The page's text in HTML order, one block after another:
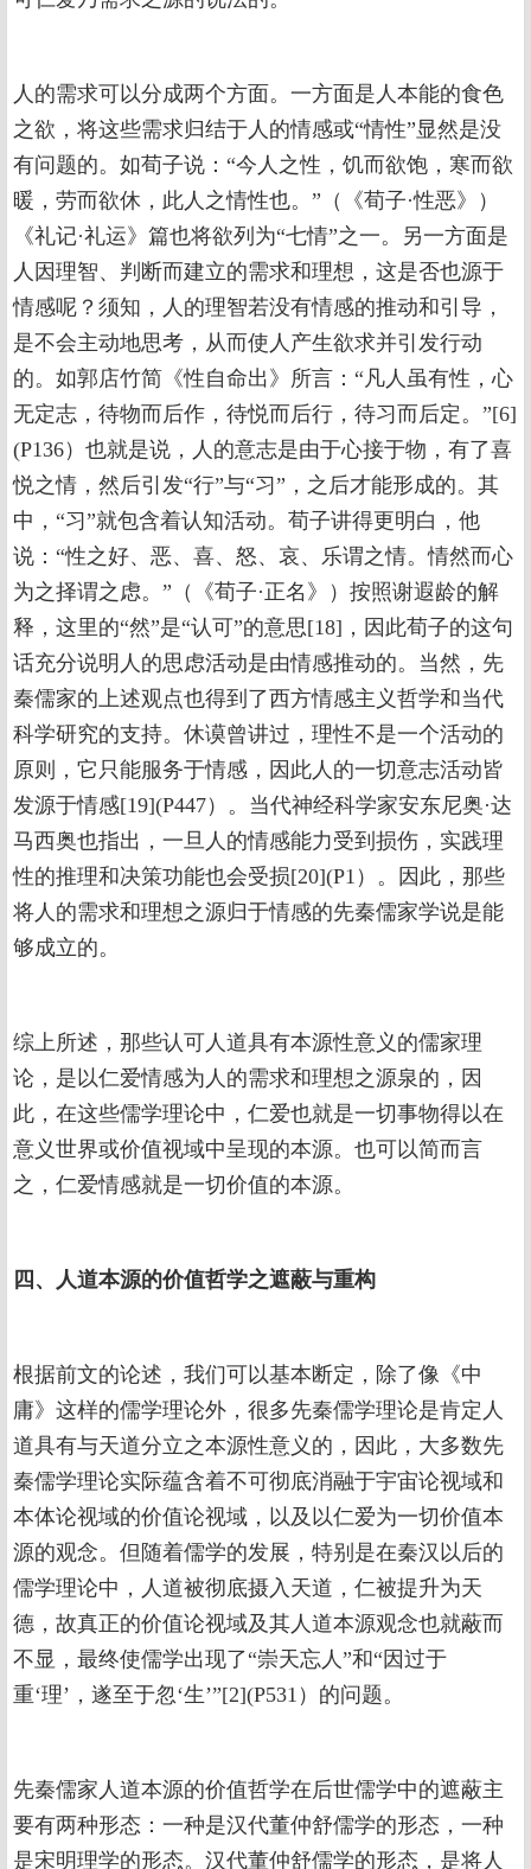
人的需求可以分成两个方面。一方面是人本能的食色
之欲，将这些需求归结于人的情感或“情性”显然是没
有问题的。如荀子说：“今人之性，饥而欲饱，寒而欲
暖，劳而欲休，此人之情性也。”（《荀子·性恶》）
《礼记·礼运》篇也将欲列为“七情”之一。另一方面是
人因理智、判断而建立的需求和理想，这是否也源于
情感呢？须知，人的理智若没有情感的推动和引导，
是不会主动地思考，从而使人产生欲求并引发行动
的。如郭店竹简《性自命出》所言：“凡人虽有性，心
无定志，待物而后作，待悦而后行，待习而后定。”[6]
(P136）也就是说，人的意志是由于心接于物，有了喜
悦之情，然后引发“行”与“习”，之后才能形成的。其
中，“习”就包含着认知活动。荀子讲得更明白，他
说：“性之好、恶、喜、怒、哀、乐谓之情。情然而心
为之择谓之虑。”（《荀子·正名》）按照谢遐龄的解
释，这里的“然”是“认可”的意思[18]，因此荀子的这句
话充分说明人的思虑活动是由情感推动的。当然，先
秦儒家的上述观点也得到了西方情感主义哲学和当代
科学研究的支持。休谟曾讲过，理性不是一个活动的
原则，它只能服务于情感，因此人的一切意志活动皆
发源于情感[19](P447）。当代神经科学家安东尼奥·达
马西奥也指出，一旦人的情感能力受到损伤，实践理
性的推理和决策功能也会受损[20](P1）。因此，那些
将人的需求和理想之源归于情感的先秦儒家学说是能
够成立的。
综上所述，那些认可人道具有本源性意义的儒家理
论，是以仁爱情感为人的需求和理想之源泉的，因
此，在这些儒学理论中，仁爱也就是一切事物得以在
意义世界或价值视域中呈现的本源。也可以简而言
之，仁爱情感就是一切价值的本源。
四、人道本源的价值哲学之遮蔽与重构
根据前文的论述，我们可以基本断定，除了像《中
庸》这样的儒学理论外，很多先秦儒学理论是肯定人
道具有与天道分立之本源性意义的，因此，大多数先
秦儒学理论实际蕴含着不可彻底消融于宇宙论视域和
本体论视域的价值论视域，以及以仁爱为一切价值本
源的观念。但随着儒学的发展，特别是在秦汉以后的
儒学理论中，人道被彻底摄入天道，仁被提升为天
德，故真正的价值论视域及其人道本源观念也就蔽而
不显，最终使儒学出现了“崇天忘人”和“因过于
重‘理’，遂至于忽‘生’”[2](P531）的问题。
先秦儒家人道本源的价值哲学在后世儒学中的遮蔽主
要有两种形态：一种是汉代董仲舒儒学的形态，一种
是宋明理学的形态。汉代董仲舒儒学的形态，是将人